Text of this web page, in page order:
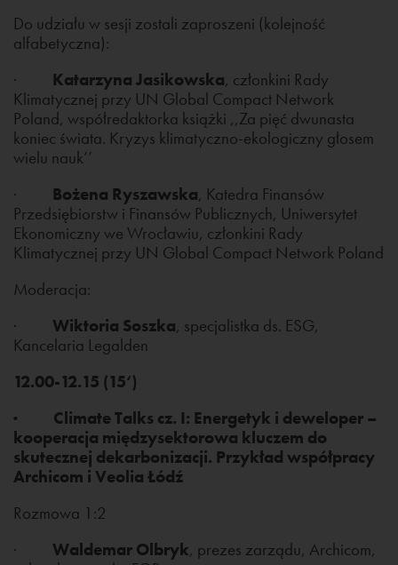
Do udziału w sesji zostali zaproszeni (kolejność
alfabetyczna):
· Katarzyna Jasikowska, członkini Rady
Klimatycznej przy UN Global Compact Network
Poland, współredaktorka książki ,,Za pięć dwunasta
koniec świata. Kryzys klimatyczno-ekologiczny głosem
wielu nauk’’
· Bożena Ryszawska, Katedra Finansów
Przedsiębiorstw i Finansów Publicznych, Uniwersytet
Ekonomiczny we Wrocławiu, członkini Rady
Klimatycznej przy UN Global Compact Network Poland
Moderacja:
·
Wiktoria Soszka, specjalistka ds. ESG,
Kancelaria Legalden
12.00-12.15 (15‘)
· Climate Talks cz. I: Energetyk i deweloper –
kooperacja międzysektorowa kluczem do
skutecznej dekarbonizacji. Przykład współpracy
Archicom i Veolia Łódź
Rozmowa 1:2
· Waldemar Olbryk, prezes zarządu, Archicom,